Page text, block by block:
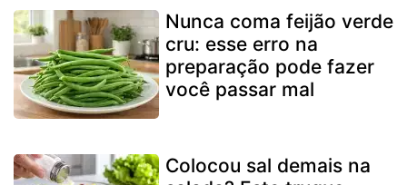
Nunca coma feijão verde
cru: esse erro na
preparação pode fazer
você passar mal
Colocou sal demais na